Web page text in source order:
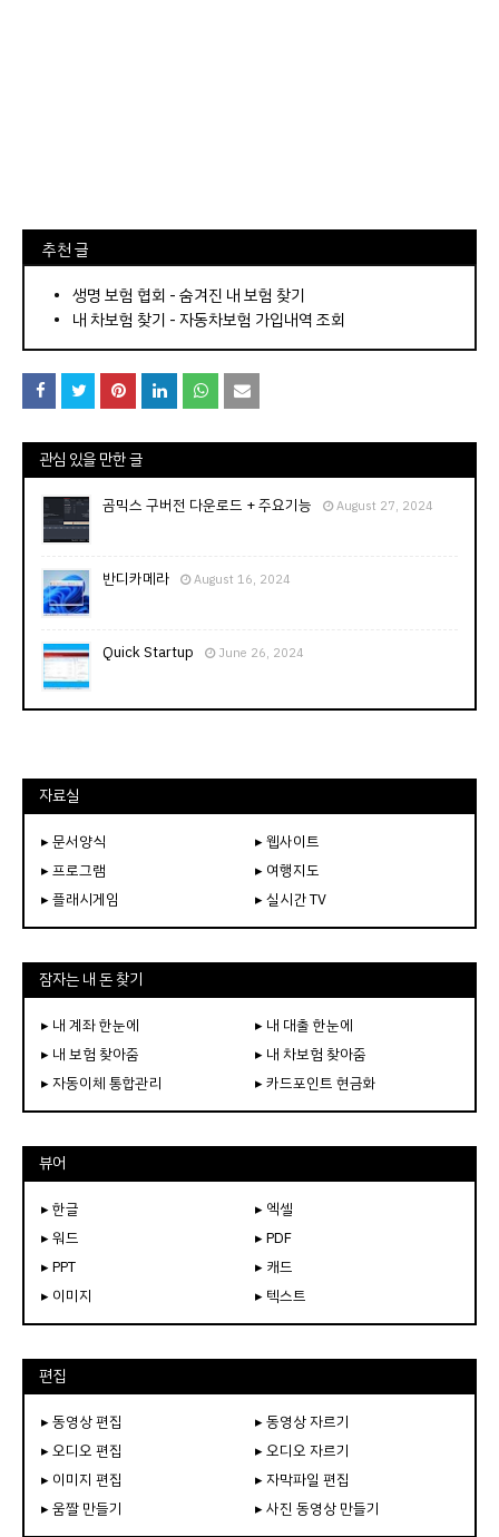
⠀추천 글
⠀­­­­­­­­؜؜؜؜­­­­­­­­؜؜؜؜• 생명 보험 협회 - 숨겨진 내 보험 찾기
내 차보험 찾기 - 자동차보험 가입내역 조회
관심 있을 만한 글
곰믹스 구버전 다운로드 + 주요기능 August 27, 2024
반디카메라 August 16, 2024
Quick Startup June 26, 2024
자료실
▸ 문서양식
▸ 웹사이트
▸ 프로그램
▸ 여행지도
▸ 플래시게임
▸ 실시간 TV
잠자는 내 돈 찾기
▸ 내 계좌 한눈에
▸ 내 대출 한눈에
▸ 내 보험 찾아줌
▸ 내 차보험 찾아줌
▸ 자동이체 통합관리
▸ 카드포인트 현금화
뷰어
▸ 한글
▸ 엑셀
▸ 워드
▸ PDF
▸ PPT
▸ 캐드
▸ 이미지
▸ 텍스트
편집
▸ 동영상 편집
▸ 동영상 자르기
▸ 오디오 편집
▸ 오디오 자르기
▸ 이미지 편집
▸ 자막파일 편집
▸ 움짤 만들기
▸ 사진 동영상 만들기